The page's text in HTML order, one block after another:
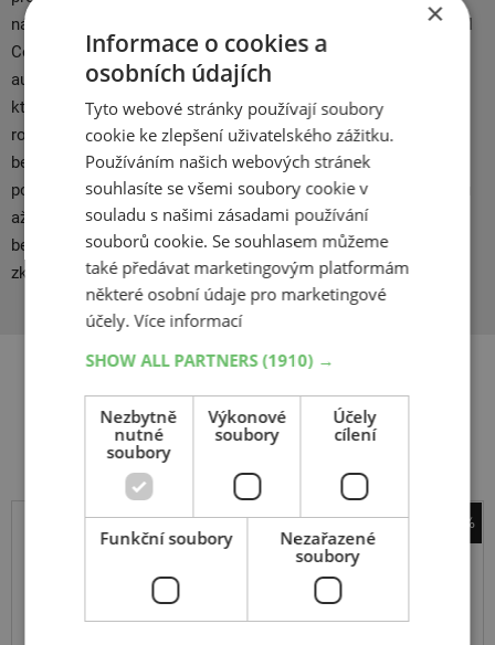
náročnější, avšak kvalita je nespočetně vyšší. Jako první přišel
Continental s výrobou zimních pneumatik na nákladní
automobily. Většinou se setkáme s kladnými ohlasy od těch,
kteří s pneu Continental mají zkušenosti. Od svého založení v
roce 1871, Continental pracuje na jednom cíli: Zajišťovat
bezpečnost na silnicích bez kompromisů, s komfortem a
potěšením. Od první pneumatiky na světe se vzorkem běhounu
až po vizionářskou Conti.eContact a inovace v automotivní
bezpečnosti – více než 140 let, neustále rozvíjíme naše
zkušenosti v mobilitě, dopravě a procesech.
Související produkty
-22%
sněhové řetězy Pewag
Brenta 9 XMB 74
×
Informace o cookies a
osobních údajích
Tyto webové stránky používají soubory
cookie ke zlepšení uživatelského zážitku.
Používáním našich webových stránek
souhlasíte se všemi soubory cookie v
souladu s našimi zásadami používání
souborů cookie. Se souhlasem můžeme
také předávat marketingovým platformám
některé osobní údaje pro marketingové
účely.Více informací
SHOW ALL PARTNERS(1910) →
Nezbytně
nutné
soubory
Výkonové
soubory
Účely
cílení
Funkční soubory
Nezařazené
soubory